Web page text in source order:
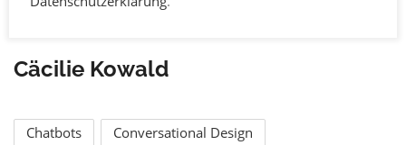
Cäcilie Kowald
Chatbots
Conversational Design